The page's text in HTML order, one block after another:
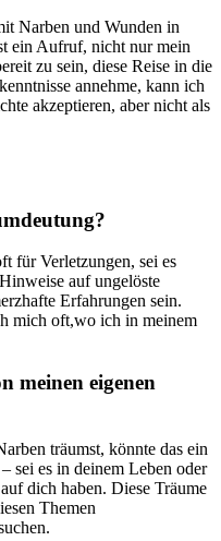
Narben und Wunden​ in⁣
ein Aufruf, nicht ⁢nur mein
zu sein,⁣ diese Reise in ⁤die
annehme, ​kann⁣ ich
akzeptieren, aber ‌nicht als
für Verletzungen, sei​ es
auf ungelöste
‌Erfahrungen sein.
mich oft,wo‌ ich in meinem
⁣meinen eigenen‌
träumst, könnte ‌das ein
sei es in deinem Leben‍ oder
dich haben. ‍Diese Träume
Themen